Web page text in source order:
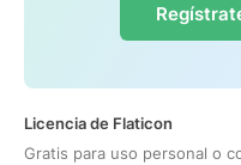
Licencia de Flaticon
Gratis para uso personal o